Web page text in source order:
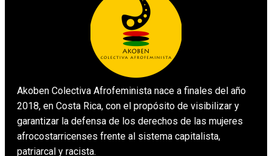
Akoben Colectiva Afrofeminista nace a finales del año
2018, en Costa Rica, con el propósito de visibilizar y
garantizar la defensa de los derechos de las mujeres
afrocostarricenses frente al sistema capitalista,
patriarcal y racista.